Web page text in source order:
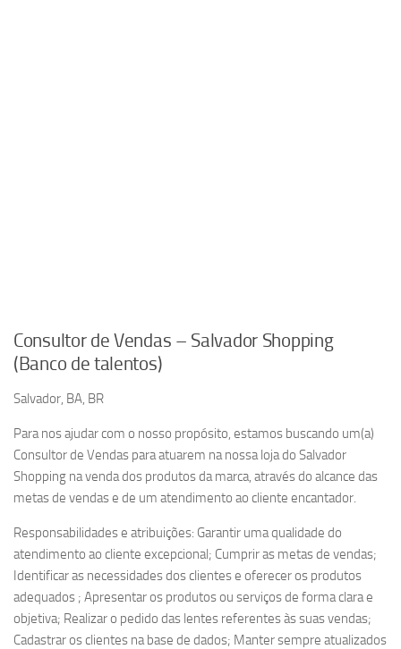
Consultor de Vendas – Salvador Shopping
(Banco de talentos)
Salvador, BA, BR
Para nos ajudar com o nosso propósito, estamos buscando um(a)
Consultor de Vendas para atuarem na nossa loja do Salvador
Shopping na venda dos produtos da marca, através do alcance das
metas de vendas e de um atendimento ao cliente encantador.
Responsabilidades e atribuições: Garantir uma qualidade do
atendimento ao cliente excepcional; Cumprir as metas de vendas;
Identificar as necessidades dos clientes e oferecer os produtos
adequados ; Apresentar os produtos ou serviços de forma clara e
objetiva; Realizar o pedido das lentes referentes às suas vendas;
Cadastrar os clientes na base de dados; Manter sempre atualizados